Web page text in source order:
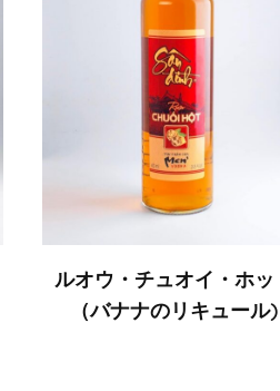
ルオウ・チュオイ・ホッ
（バナナのリキュール)